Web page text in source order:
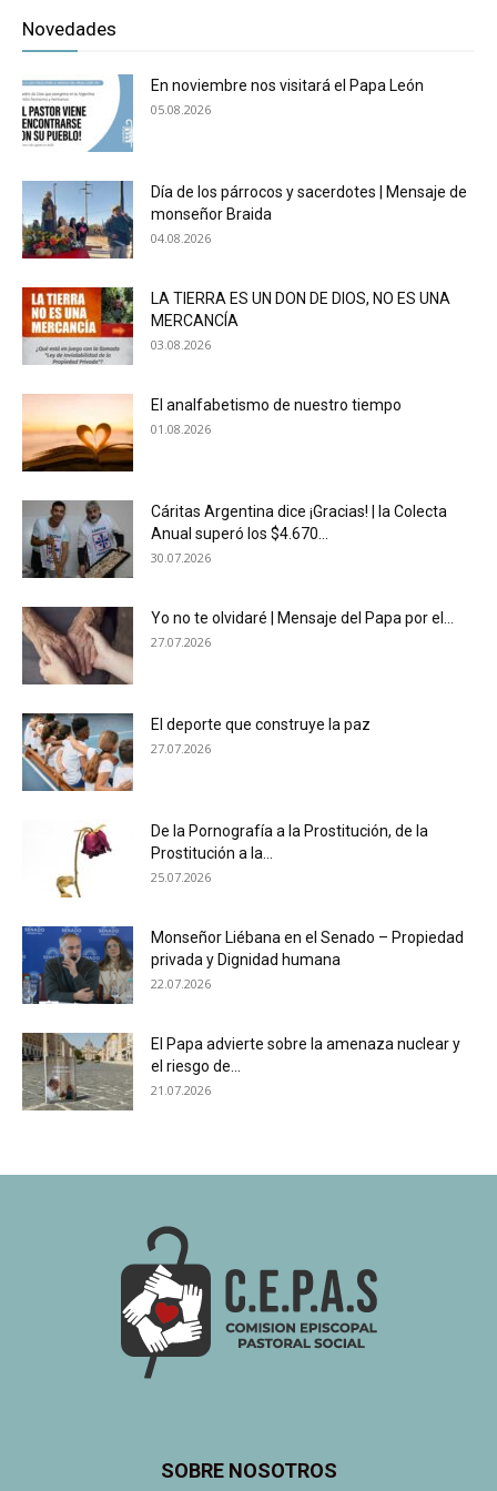
Novedades
En noviembre nos visitará el Papa León
05.08.2026
Día de los párrocos y sacerdotes | Mensaje de
monseñor Braida
04.08.2026
LA TIERRA ES UN DON DE DIOS, NO ES UNA
MERCANCÍA
03.08.2026
El analfabetismo de nuestro tiempo
01.08.2026
Cáritas Argentina dice ¡Gracias! | la Colecta
Anual superó los $4.670...
30.07.2026
Yo no te olvidaré | Mensaje del Papa por el...
27.07.2026
El deporte que construye la paz
27.07.2026
De la Pornografía a la Prostitución, de la
Prostitución a la...
25.07.2026
Monseñor Liébana en el Senado – Propiedad
privada y Dignidad humana
22.07.2026
El Papa advierte sobre la amenaza nuclear y
el riesgo de...
21.07.2026
SOBRE NOSOTROS